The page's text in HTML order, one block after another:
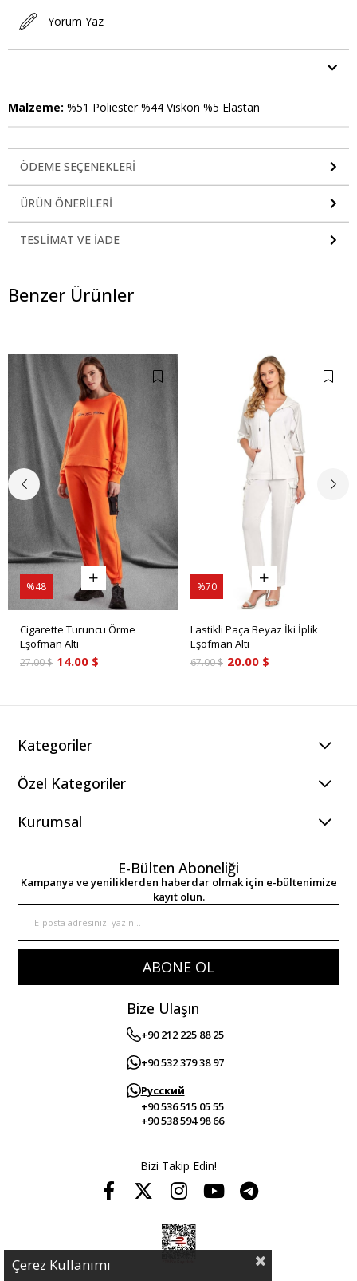
Yorum Yaz
Malzeme: %51 Poliester %44 Viskon %5 Elastan
ÖDEME SEÇENEKLERI
ÜRÜN ÖNERILERI
TESLIMAT VE İADE
Benzer Ürünler
Cigarette Turuncu Örme
Eşofman Altı
14.00 $
27.00 $
%48
Lastikli Paça Beyaz İki İplik
Eşofman Altı
20.00 $
67.00 $
%70
Kategoriler
Özel Kategoriler
Kurumsal
E-Bülten Aboneliği
Kampanya ve yeniliklerden haberdar olmak için e-bültenimize
kayıt olun.
ABONE OL
Bize Ulaşın
+90 212 225 88 25
+90 532 379 38 97
Русский
+90 536 515 05 55
+90 538 594 98 66
Bizi Takip Edin!
Çerez Kullanımı